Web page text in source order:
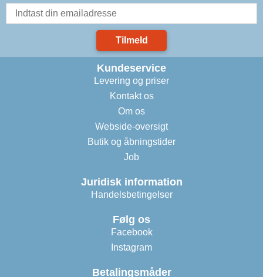
Tilmeld
Kundeservice
Levering og priser
Kontakt os
Om os
Webside-oversigt
Butik og åbningstider
Job
Juridisk information
Handelsbetingelser
Følg os
Facebook
Instagram
Betalingsmåder